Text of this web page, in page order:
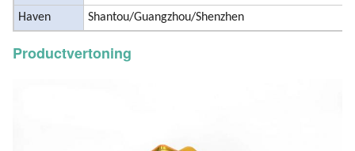
Haven
Shantou/Guangzhou/Shenzhen
Productvertoning